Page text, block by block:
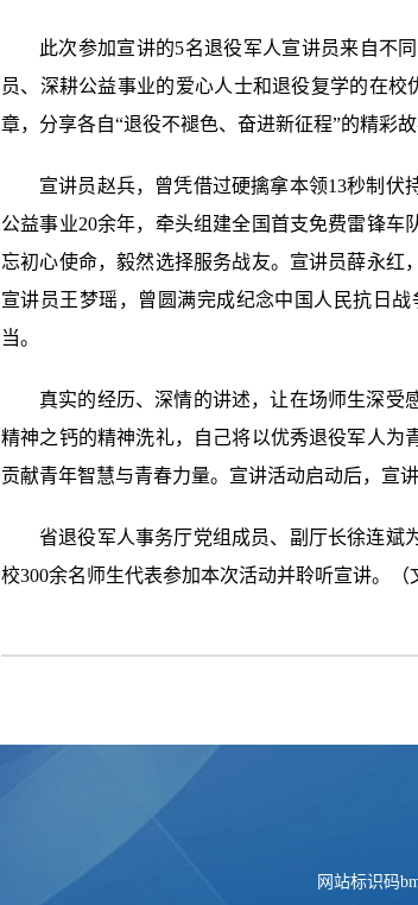
此次参加宣讲的5名退役军人宣讲员来自不
员、深耕公益事业的爱心人士和退役复学的在校
章，分享各自“退役不褪色、奋进新征程”的精彩故
宣讲员赵兵，曾凭借过硬擒拿本领13秒制
公益事业20余年，牵头组建全国首支免费雷锋
忘初心使命，毅然选择服务战友。宣讲员薛永红
宣讲员王梦瑶，曾圆满完成纪念中国人民抗日
当。
真实的经历、深情的讲述，让在场师生深受
精神之钙的精神洗礼，自己将以优秀退役军人为
贡献青年智慧与青春力量。宣讲活动启动后，宣
省退役军人事务厅党组成员、副厅长徐连斌
校300余名师生代表参加本次活动并聆听宣讲。（
网站标识码